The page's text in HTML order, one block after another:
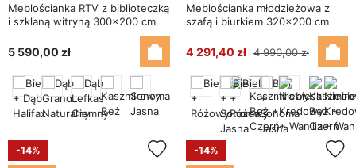
Meblościanka RTV z biblioteczką
i szklaną witryną 300×200 cm
Biel / Dąb Halifax Naturalny –
Agata
5 590,00 zł
Meblościanka młodzieżowa z
szafą i biurkiem 320×200 cm
4 291,40 zł 4 990,00 zł
-14% -14%